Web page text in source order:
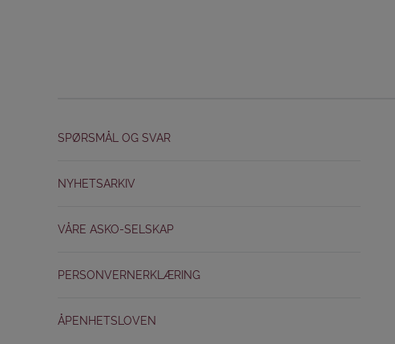
SPØRSMÅL OG SVAR
NYHETSARKIV
VÅRE ASKO-SELSKAP
PERSONVERNERKLÆRING
ÅPENHETSLOVEN